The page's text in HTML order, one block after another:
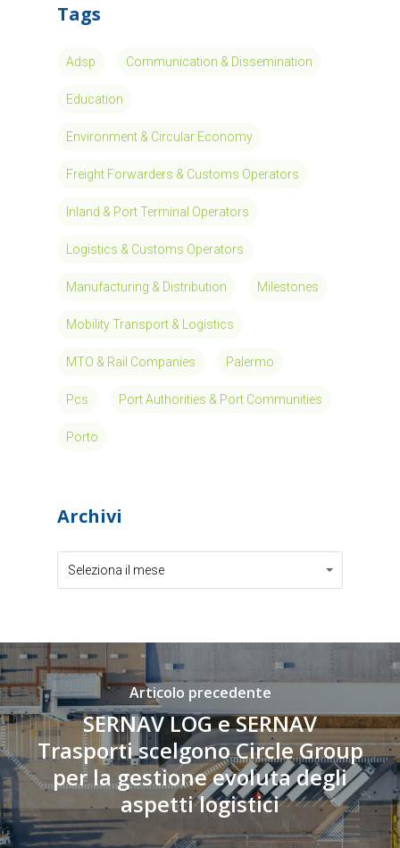
Tags
Adsp Communication & Dissemination
Education
Environment & Circular Economy
Freight Forwarders & Customs Operators
Inland & Port Terminal Operators
Logistics & Customs Operators
Manufacturing & Distribution Milestones
Mobility Transport & Logistics
MTO & Rail Companies Palermo
Pcs Port Authorities & Port Communities
Porto
Archivi
Seleziona il mese
Articolo precedente
SERNAV LOG e SERNAV
Trasporti scelgono Circle Group
per la gestione evoluta degli
aspetti logistici